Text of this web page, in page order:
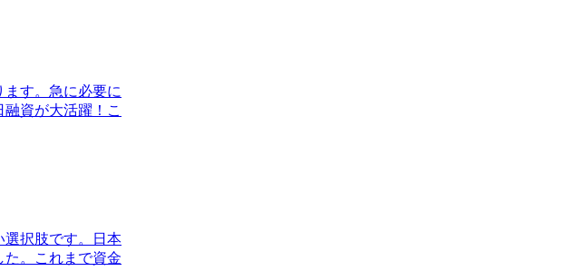
す。急に必要に
資が大活躍！こ
選択肢です。日本
。これまで資金